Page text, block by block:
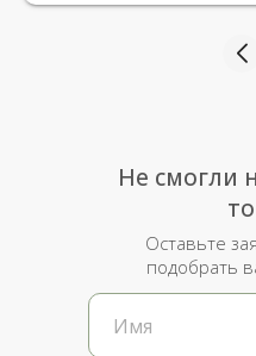
Не смогли
Оставьте
подобрать